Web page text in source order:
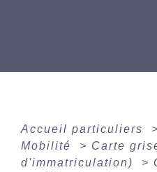
Accueil particuliers >
Mobilité
> Carte
d'immatriculation)
>